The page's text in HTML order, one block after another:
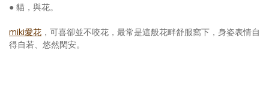
● 貓，與花。
miki愛花 ，可喜卻並不咬花，最常是這般花畔舒服窩下，身姿表情自
得自若、悠然閑安。